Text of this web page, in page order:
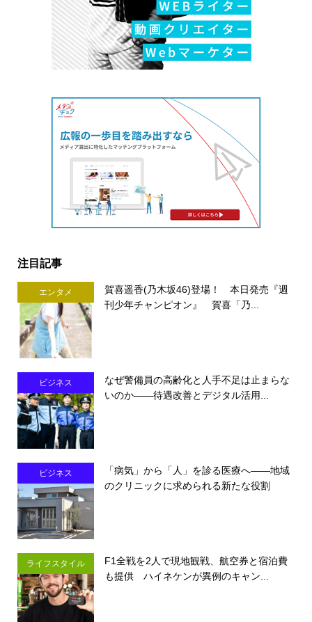
注目記事
エンタメ
賀喜遥香(乃木坂46)登場！ 本日発売『週
刊少年チャンピオン』 賀喜「乃...
ビジネス
なぜ警備員の高齢化と人手不足は止まらな
いのか――待遇改善とデジタル活用...
ビジネス
「病気」から「人」を診る医療へ――地域
のクリニックに求められる新たな役割
ライフスタイル
F1全戦を2人で現地観戦、航空券と宿泊費
も提供 ハイネケンが異例のキャン...